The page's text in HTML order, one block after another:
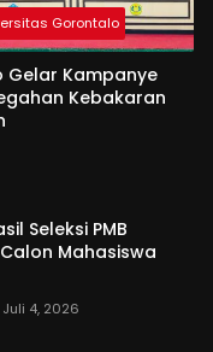
Gorontalo
Gelar Kampanye
Kebakaran
Seleksi PMB
Mahasiswa
Juli 4, 2026